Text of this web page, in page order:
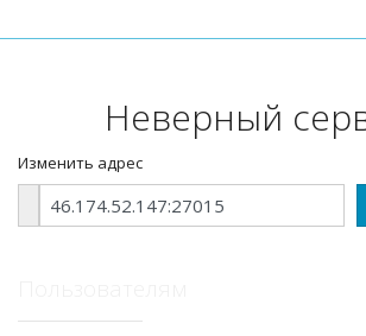
Неверный
Изменить адрес